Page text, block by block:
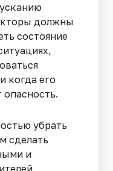
должны
состояние
когда его
опасность.
убрать
сделать
и